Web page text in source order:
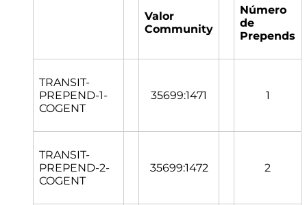
Valor
Community
Número
de
Prepends
TRANSIT-
PREPEND-1-
COGENT
35699:1471 1
TRANSIT-
PREPEND-2-
COGENT
35699:1472 2